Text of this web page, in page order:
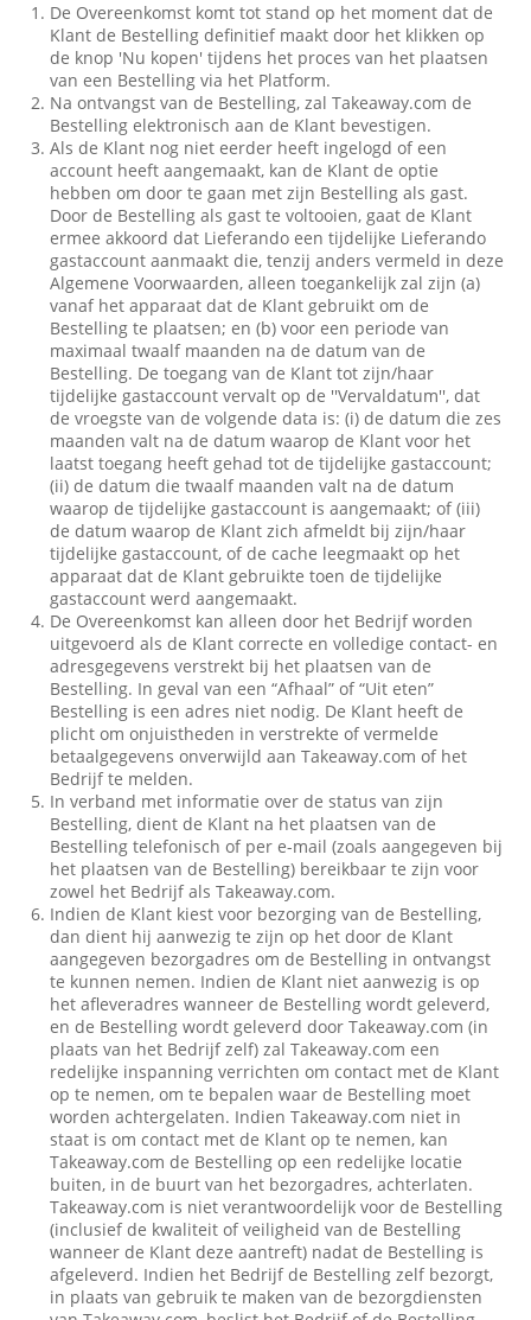
De Overeenkomst komt tot stand op het moment dat de
Klant de Bestelling definitief maakt door het klikken op
de knop 'Nu kopen' tijdens het proces van het plaatsen
van een Bestelling via het Platform.
Na ontvangst van de Bestelling, zal Takeaway.com de
Bestelling elektronisch aan de Klant bevestigen.
Als de Klant nog niet eerder heeft ingelogd of een
account heeft aangemaakt, kan de Klant de optie
hebben om door te gaan met zijn Bestelling als gast.
Door de Bestelling als gast te voltooien, gaat de Klant
ermee akkoord dat Lieferando een tijdelijke Lieferando
gastaccount aanmaakt die, tenzij anders vermeld in deze
Algemene Voorwaarden, alleen toegankelijk zal zijn (a)
vanaf het apparaat dat de Klant gebruikt om de
Bestelling te plaatsen; en (b) voor een periode van
maximaal twaalf maanden na de datum van de
Bestelling. De toegang van de Klant tot zijn/haar
tijdelijke gastaccount vervalt op de ''Vervaldatum'', dat
de vroegste van de volgende data is: (i) de datum die zes
maanden valt na de datum waarop de Klant voor het
laatst toegang heeft gehad tot de tijdelijke gastaccount;
(ii) de datum die twaalf maanden valt na de datum
waarop de tijdelijke gastaccount is aangemaakt; of (iii)
de datum waarop de Klant zich afmeldt bij zijn/haar
tijdelijke gastaccount, of de cache leegmaakt op het
apparaat dat de Klant gebruikte toen de tijdelijke
gastaccount werd aangemaakt.
De Overeenkomst kan alleen door het Bedrijf worden
uitgevoerd als de Klant correcte en volledige contact- en
adresgegevens verstrekt bij het plaatsen van de
Bestelling. In geval van een “Afhaal” of “Uit eten”
Bestelling is een adres niet nodig. De Klant heeft de
plicht om onjuistheden in verstrekte of vermelde
betaalgegevens onverwijld aan Takeaway.com of het
Bedrijf te melden.
In verband met informatie over de status van zijn
Bestelling, dient de Klant na het plaatsen van de
Bestelling telefonisch of per e-mail (zoals aangegeven bij
het plaatsen van de Bestelling) bereikbaar te zijn voor
zowel het Bedrijf als Takeaway.com.
Indien de Klant kiest voor bezorging van de Bestelling,
dan dient hij aanwezig te zijn op het door de Klant
aangegeven bezorgadres om de Bestelling in ontvangst
te kunnen nemen. Indien de Klant niet aanwezig is op
het afleveradres wanneer de Bestelling wordt geleverd,
en de Bestelling wordt geleverd door Takeaway.com (in
plaats van het Bedrijf zelf) zal Takeaway.com een
redelijke inspanning verrichten om contact met de Klant
op te nemen, om te bepalen waar de Bestelling moet
worden achtergelaten. Indien Takeaway.com niet in
staat is om contact met de Klant op te nemen, kan
Takeaway.com de Bestelling op een redelijke locatie
buiten, in de buurt van het bezorgadres, achterlaten.
Takeaway.com is niet verantwoordelijk voor de Bestelling
(inclusief de kwaliteit of veiligheid van de Bestelling
wanneer de Klant deze aantreft) nadat de Bestelling is
afgeleverd. Indien het Bedrijf de Bestelling zelf bezorgt,
in plaats van gebruik te maken van de bezorgdiensten